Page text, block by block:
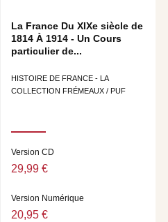
La France Du XIXe siècle de
1814 À 1914 - Un Cours
particulier de...
HISTOIRE DE FRANCE - LA
COLLECTION FRÉMEAUX / PUF
Version CD
29,99 €
Version Numérique
20,95 €